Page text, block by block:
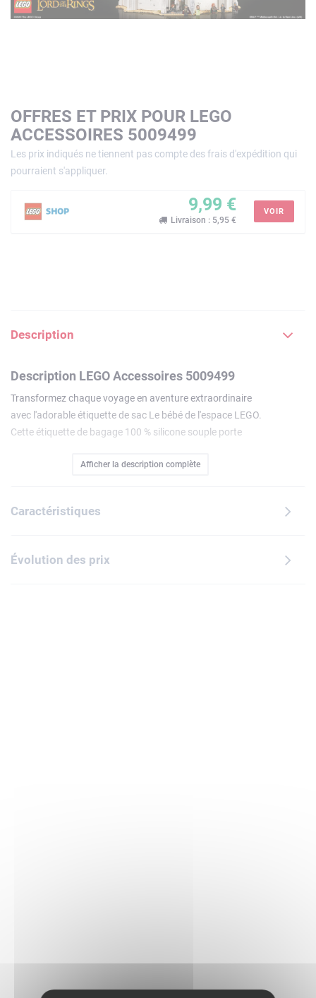
OFFRES ET PRIX POUR LEGO
ACCESSOIRES 5009499
Les prix indiqués ne tiennent pas compte des frais d'expédition qui
pourraient s'appliquer.
9,99 €
Livraison : 5,95 €
VOIR
Description
Description LEGO Accessoires 5009499
Transformez chaque voyage en aventure extraordinaire
avec l'adorable étiquette de sac Le bébé de l'espace LEGO.
Cette étiquette de bagage 100 % silicone souple porte
le devant et présente un espace permettant d'écrire ses
toute sécurité sur plusieurs types de supports. Disponible
de sac est un beau petit cadeau à offrir à des enfants dès 6
ans.
Afficher la description complète
Caractéristiques
Évolution des prix